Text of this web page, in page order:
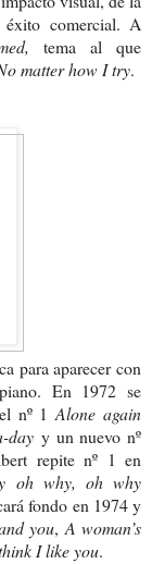
éxito comercial. A
tema al que
matter how I try.
para aparecer con
En 1972 se
el nº 1Alone again
day y un nuevo nº
repite nº 1 en
oh why, oh why
fondo en 1974 y
you,A woman’s
I like you.